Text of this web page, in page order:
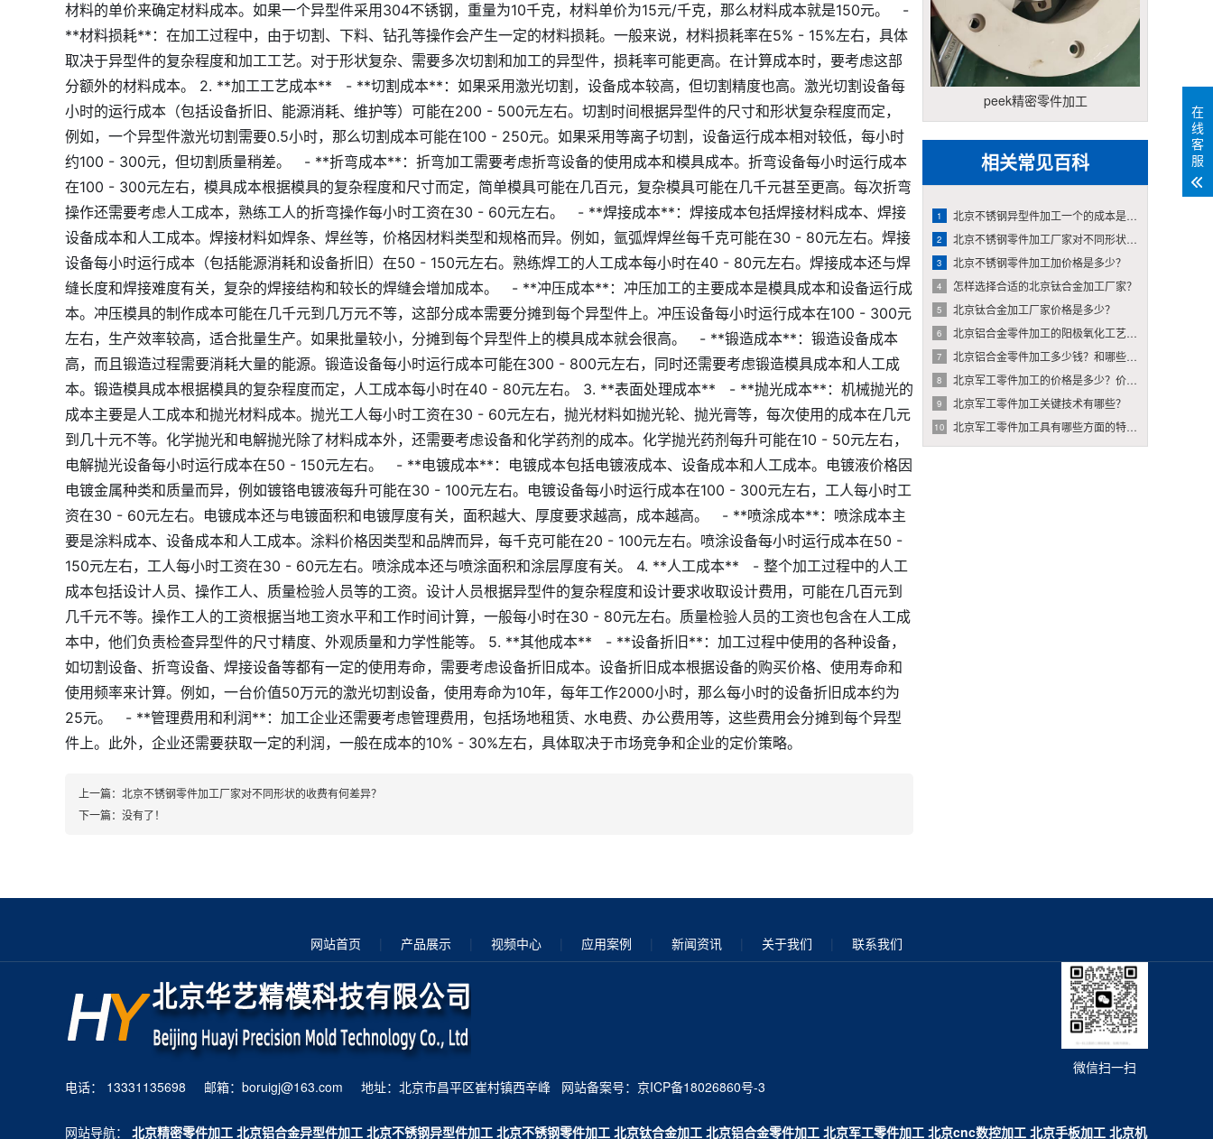
peek精密零件加工
相关常见百科
1 北京不锈钢异型件加工一个的成本是如何计算的？
2 北京不锈钢零件加工厂家对不同形状的收费有何差异？
3 北京不锈钢零件加工加价格是多少？
4 怎样选择合适的北京钛合金加工厂家？
5 北京钛合金加工厂家价格是多少？
6 北京铝合金零件加工的阳极氧化工艺有哪些优势和不足？
7 北京铝合金零件加工多少钱？和哪些因素有关系？
8 北京军工零件加工的价格是多少？价格受哪些因素影响？
9 北京军工零件加工关键技术有哪些？
10 北京军工零件加工具有哪些方面的特点和要求？
材料的单价来确定材料成本。如果一个异型件采用304不锈钢，重量为10千克，材料单价为15元/千克，那么材料成本就是150元。 -
**材料损耗**：在加工过程中，由于切割、下料、钻孔等操作会产生一定的材料损耗。一般来说，材料损耗率在5% - 15%左右，具体
取决于异型件的复杂程度和加工工艺。对于形状复杂、需要多次切割和加工的异型件，损耗率可能更高。在计算成本时，要考虑这部
分额外的材料成本。 2. **加工工艺成本** - **切割成本**：如果采用激光切割，设备成本较高，但切割精度也高。激光切割设备每
小时的运行成本（包括设备折旧、能源消耗、维护等）可能在200 - 500元左右。切割时间根据异型件的尺寸和形状复杂程度而定，
例如，一个异型件激光切割需要0.5小时，那么切割成本可能在100 - 250元。如果采用等离子切割，设备运行成本相对较低，每小时
约100 - 300元，但切割质量稍差。 - **折弯成本**：折弯加工需要考虑折弯设备的使用成本和模具成本。折弯设备每小时运行成本
在100 - 300元左右，模具成本根据模具的复杂程度和尺寸而定，简单模具可能在几百元，复杂模具可能在几千元甚至更高。每次折弯
操作还需要考虑人工成本，熟练工人的折弯操作每小时工资在30 - 60元左右。 - **焊接成本**：焊接成本包括焊接材料成本、焊接
设备成本和人工成本。焊接材料如焊条、焊丝等，价格因材料类型和规格而异。例如，氩弧焊焊丝每千克可能在30 - 80元左右。焊接
设备每小时运行成本（包括能源消耗和设备折旧）在50 - 150元左右。熟练焊工的人工成本每小时在40 - 80元左右。焊接成本还与焊
缝长度和焊接难度有关，复杂的焊接结构和较长的焊缝会增加成本。 - **冲压成本**：冲压加工的主要成本是模具成本和设备运行成
本。冲压模具的制作成本可能在几千元到几万元不等，这部分成本需要分摊到每个异型件上。冲压设备每小时运行成本在100 - 300元
左右，生产效率较高，适合批量生产。如果批量较小，分摊到每个异型件上的模具成本就会很高。 - **锻造成本**：锻造设备成本
高，而且锻造过程需要消耗大量的能源。锻造设备每小时运行成本可能在300 - 800元左右，同时还需要考虑锻造模具成本和人工成
本。锻造模具成本根据模具的复杂程度而定，人工成本每小时在40 - 80元左右。 3. **表面处理成本** - **抛光成本**：机械抛光的
成本主要是人工成本和抛光材料成本。抛光工人每小时工资在30 - 60元左右，抛光材料如抛光轮、抛光膏等，每次使用的成本在几元
到几十元不等。化学抛光和电解抛光除了材料成本外，还需要考虑设备和化学药剂的成本。化学抛光药剂每升可能在10 - 50元左右，
电解抛光设备每小时运行成本在50 - 150元左右。 - **电镀成本**：电镀成本包括电镀液成本、设备成本和人工成本。电镀液价格因
电镀金属种类和质量而异，例如镀铬电镀液每升可能在30 - 100元左右。电镀设备每小时运行成本在100 - 300元左右，工人每小时工
资在30 - 60元左右。电镀成本还与电镀面积和电镀厚度有关，面积越大、厚度要求越高，成本越高。 - **喷涂成本**：喷涂成本主
要是涂料成本、设备成本和人工成本。涂料价格因类型和品牌而异，每千克可能在20 - 100元左右。喷涂设备每小时运行成本在50 -
150元左右，工人每小时工资在30 - 60元左右。喷涂成本还与喷涂面积和涂层厚度有关。 4. **人工成本** - 整个加工过程中的人工
成本包括设计人员、操作工人、质量检验人员等的工资。设计人员根据异型件的复杂程度和设计要求收取设计费用，可能在几百元到
几千元不等。操作工人的工资根据当地工资水平和工作时间计算，一般每小时在30 - 80元左右。质量检验人员的工资也包含在人工成
本中，他们负责检查异型件的尺寸精度、外观质量和力学性能等。 5. **其他成本** - **设备折旧**：加工过程中使用的各种设备，
如切割设备、折弯设备、焊接设备等都有一定的使用寿命，需要考虑设备折旧成本。设备折旧成本根据设备的购买价格、使用寿命和
使用频率来计算。例如，一台价值50万元的激光切割设备，使用寿命为10年，每年工作2000小时，那么每小时的设备折旧成本约为
25元。 - **管理费用和利润**：加工企业还需要考虑管理费用，包括场地租赁、水电费、办公费用等，这些费用会分摊到每个异型
件上。此外，企业还需要获取一定的利润，一般在成本的10% - 30%左右，具体取决于市场竞争和企业的定价策略。
上一篇： 北京不锈钢零件加工厂家对不同形状的收费有何差异？
下一篇：没有了！
网站首页 | 产品展示 | 视频中心 | 应用案例 | 新闻资讯 | 关于我们 | 联系我们
微信扫一扫
电话： 13331135698 邮箱：boruigj@163.com 地址：北京市昌平区崔村镇西辛峰 网站备案号： 京ICP备18026860号-3
网站导航： 北京精密零件加工 北京铝合金异型件加工 北京不锈钢异型件加工 北京不锈钢零件加工 北京钛合金加工 北京铝合金零件加工 北京军工零件加工 北京cnc数控加工 北京手板加工 北京机
在
线
客
服